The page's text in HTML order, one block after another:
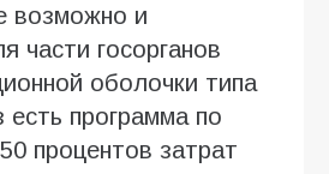
возможно и
части госорганов
оболочки типа
программа по
процентов затрат